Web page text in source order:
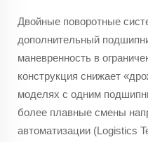
Двойные поворотные
дополнительный
маневренность в
конструкция снижает
моделях с одним
более плавные смены
автоматизации (Logistics